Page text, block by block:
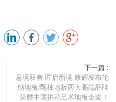
下一篇 :
意境双奢 匠启新境 康辉发布伦
纳地板/甄柚地板两大高端品牌
荣膺中国拼花艺术地板金奖！